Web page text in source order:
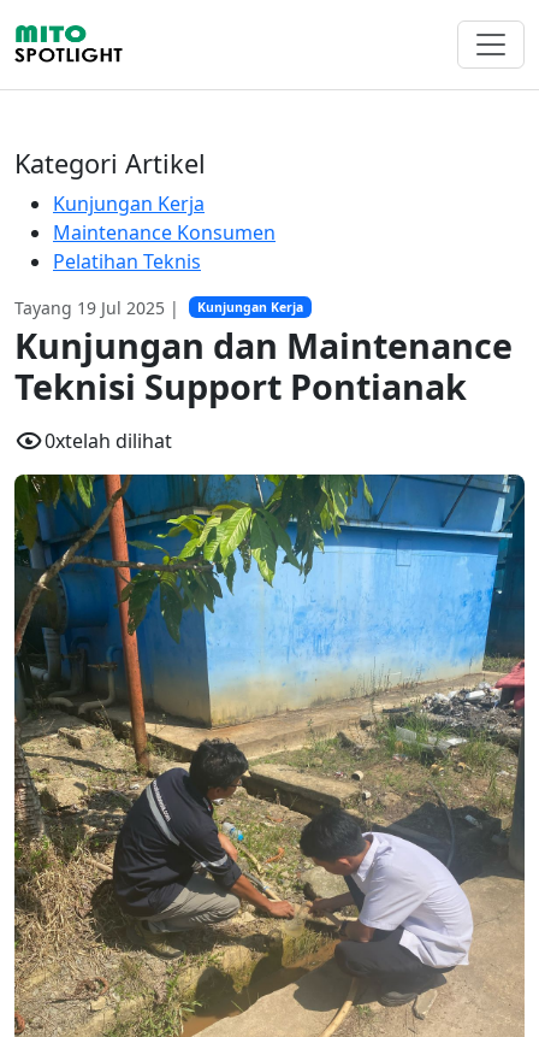
Kategori Artikel
Kunjungan Kerja
Maintenance Konsumen
Pelatihan Teknis
Tayang 19 Jul 2025 | Kunjungan Kerja
Kunjungan dan Maintenance
Teknisi Support Pontianak
0xtelah dilihat